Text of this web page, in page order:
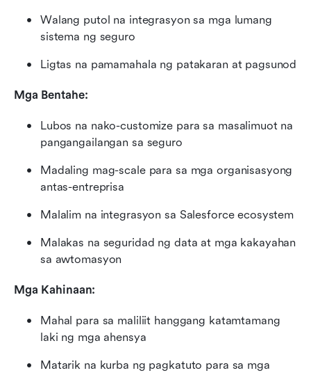
Walang putol na integrasyon sa mga lumang
sistema ng seguro
Ligtas na pamamahala ng patakaran at pagsunod
Mga Bentahe:
Lubos na nako-customize para sa masalimuot na
pangangailangan sa seguro
Madaling mag-scale para sa mga organisasyong
antas-entreprisa
Malalim na integrasyon sa Salesforce ecosystem
Malakas na seguridad ng data at mga kakayahan
sa awtomasyon
Mga Kahinaan:
Mahal para sa maliliit hanggang katamtamang
laki ng mga ahensya
Matarik na kurba ng pagkatuto para sa mga